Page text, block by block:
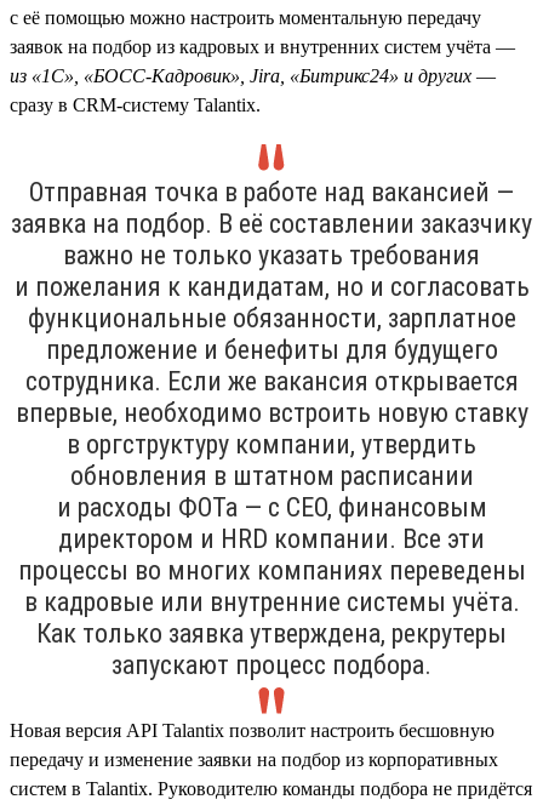
с её помощью можно настроить моментальную передачу
заявок на подбор из кадровых и внутренних систем учёта —
из «1С», «БОСС-Кадровик», Jira, «Битрикс24» и других —
сразу в CRM-систему Talantix.
Отправная точка в работе над вакансией —
заявка на подбор. В её составлении заказчику
важно не только указать требования
и пожелания к кандидатам, но и согласовать
функциональные обязанности, зарплатное
предложение и бенефиты для будущего
сотрудника. Если же вакансия открывается
впервые, необходимо встроить новую ставку
в оргструктуру компании, утвердить
обновления в штатном расписании
и расходы ФОТа — с CEO, финансовым
директором и HRD компании. Все эти
процессы во многих компаниях переведены
в кадровые или внутренние системы учёта.
Как только заявка утверждена, рекрутеры
запускают процесс подбора.
Новая версия API Talantix позволит настроить бесшовную
передачу и изменение заявки на подбор из корпоративных
систем в Talantix. Руководителю команды подбора не придётся